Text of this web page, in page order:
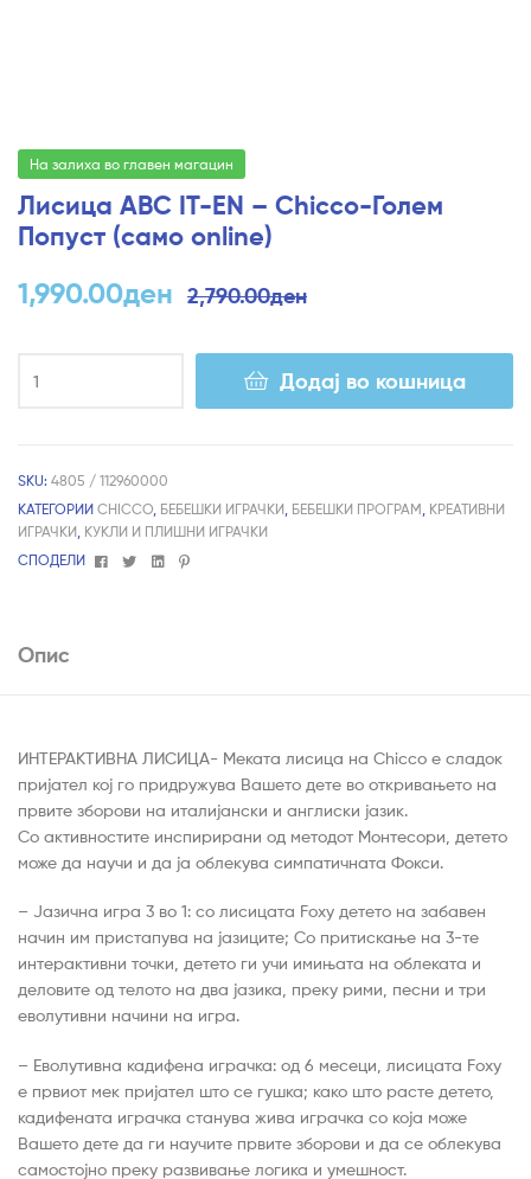
На залиха во главен магацин
Лисица ABC IT-EN – Chicco-Голем
Попуст (само online)
2,790.00ден
1,990.00ден
Додај во кошница
SKU: 4805 / 112960000
КАТЕГОРИИ CHICCO, БЕБЕШКИ ИГРАЧКИ, БЕБЕШКИ ПРОГРАМ, КРЕАТИВНИ
ИГРАЧКИ, КУКЛИ И ПЛИШНИ ИГРАЧКИ
СПОДЕЛИ
FacebookTwitterLinkedin
Pinterest
Опис
ИНТЕРАКТИВНА ЛИСИЦА- Меката лисица на Chicco е сладок
пријател кој го придружува Вашето дете во откривањето на
првите зборови на италијански и англиски јазик.
Со активностите инспирирани од методот Монтесори, детето
може да научи и да ја облекува симпатичната Фокси.
– Јазична игра 3 во 1: со лисицата Foxy детето на забавен
начин им пристапува на јазиците; Со притискање на 3-те
интерактивни точки, детето ги учи имињата на облеката и
деловите од телото на два јазика, преку рими, песни и три
еволутивни начини на игра.
– Еволутивна кадифена играчка: од 6 месеци, лисицата Foxy
е првиот мек пријател што се гушка; како што расте детето,
кадифената играчка станува жива играчка со која може
Вашето дете да ги научите првите зборови и да се облекува
самостојно преку развивање логика и умешност.